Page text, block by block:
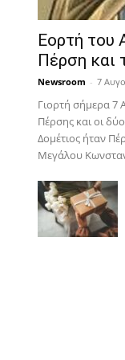
Εορτή του
Πέρση και
Newsroom - 7
Γιορτή σήμερα 7
Πέρσης και οι
Δομέτιος ήταν
Μεγάλου